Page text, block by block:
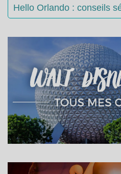
Hello Orlando : conseils